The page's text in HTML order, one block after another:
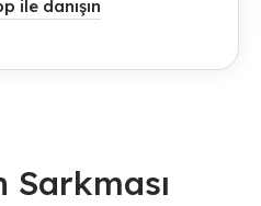
ile danışın